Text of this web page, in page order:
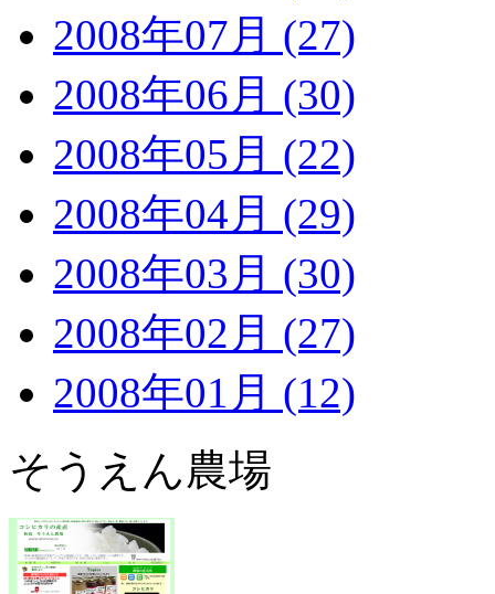
2008年07月 (27)
2008年06月 (30)
2008年05月 (22)
2008年04月 (29)
2008年03月 (30)
2008年02月 (27)
2008年01月 (12)
そうえん農場